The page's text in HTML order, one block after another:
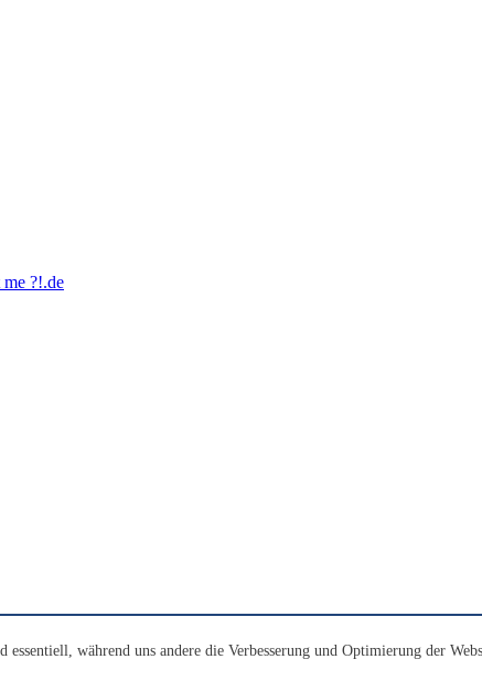
me ?!.de
während uns andere die Verbesserung und Optimierung der